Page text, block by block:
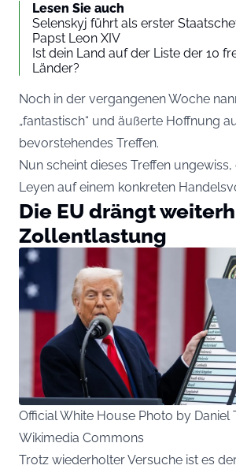
Lesen Sie auch
Selenskyj führt als erster
Papst Leon XIV
Ist dein Land auf der Liste der 10
Länder?
Noch in der vergangenen Woche
„fantastisch“ und äußerte Hoffnung
bevorstehendes Treffen.
Nun scheint dieses Treffen
Leyen auf einem konkreten
Die EU drängt
Zollentlastung
Official White House Photo by Daniel
Wikimedia Commons
Trotz wiederholter Versuche ist es